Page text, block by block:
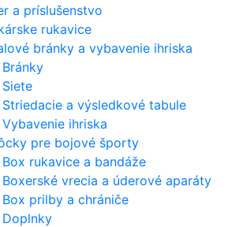
a príslušenstvo
rukavice
bránky a vybavenie ihriska
Bránky
Siete
Striedacie a výsledkové tabule
Vybavenie ihriska
pre bojové športy
Box rukavice a bandáže
Boxerské vrecia a úderové aparáty
Box prilby a chrániče
Doplnky